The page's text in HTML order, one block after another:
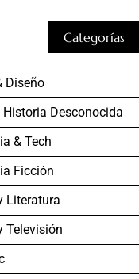
Categorías
Diseño
Historia Desconocida
& Tech
Ficción
Literatura
Televisión